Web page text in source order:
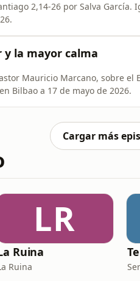
2,14-26 por Salva
y la mayor calma
Mauricio Marcano, sobre el
Bilbao a 17 de mayo de 2026.
Cargar más
LR
Ruina
Ruina